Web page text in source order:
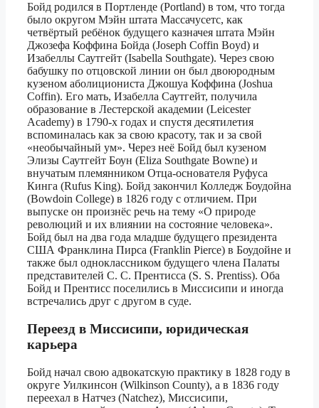
Бойд родился в Портленде (Portland) в том, что тогда
было округом Мэйн штата Массачусетс, как
четвёртый ребёнок будущего казначея штата Мэйн
Джозефа Коффина Бойда (Joseph Coffin Boyd) и
Изабеллы Саутгейт (Isabella Southgate). Через свою
бабушку по отцовской линии он был двоюродным
кузеном аболициониста Джошуа Коффина (Joshua
Coffin). Его мать, Изабелла Саутгейт, получила
образование в Лестерской академии (Leicester
Academy) в 1790-х годах и спустя десятилетия
вспоминалась как за свою красоту, так и за свой
«необычайный ум». Через неё Бойд был кузеном
Элизы Саутгейт Боун (Eliza Southgate Bowne) и
внучатым племянником Отца-основателя Руфуса
Кинга (Rufus King). Бойд закончил Колледж Боудойна
(Bowdoin College) в 1826 году с отличием. При
выпуске он произнёс речь на тему «О природе
революций и их влиянии на состояние человека».
Бойд был на два года младше будущего президента
США Франклина Пирса (Franklin Pierce) в Боудойне и
также был одноклассником будущего члена Палаты
представителей С. С. Прентисса (S. S. Prentiss). Оба
Бойд и Прентисс поселились в Миссисипи и иногда
встречались друг с другом в суде.
Переезд в Миссисипи, юридическая
карьера
Бойд начал свою адвокатскую практику в 1828 году в
округе Уилкинсон (Wilkinson County), а в 1836 году
переехал в Натчез (Natchez), Миссисипи,